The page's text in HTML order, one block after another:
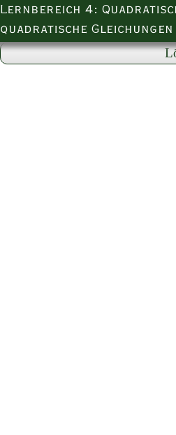
Lernbereich 4:
quadratische Gleichungen